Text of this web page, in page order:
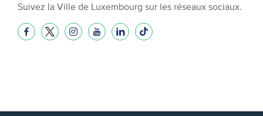
Suivez la Ville de Luxembourg sur les réseaux sociaux.